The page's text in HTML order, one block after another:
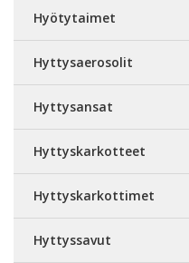
Hyötytaimet
Hyttysaerosolit
Hyttysansat
Hyttyskarkotteet
Hyttyskarkottimet
Hyttyssavut